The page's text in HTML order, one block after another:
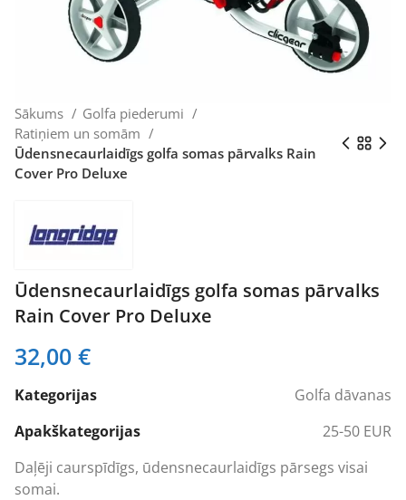
Sākums
Golfa piederumi
Ratiņiem un somām
Ūdensnecaurlaidīgs golfa somas pārvalks Rain
Cover Pro Deluxe
Ūdensnecaurlaidīgs golfa somas pārvalks
Rain Cover Pro Deluxe
32,00 €
Kategorijas
Golfa dāvanas
Apakškategorijas
25-50 EUR
Daļēji caurspīdīgs, ūdensnecaurlaidīgs pārsegs visai
somai.